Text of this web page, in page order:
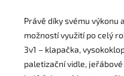
Právě díky svému
možností využití po celý
3v1 – klapačka,
paletizační vidle,